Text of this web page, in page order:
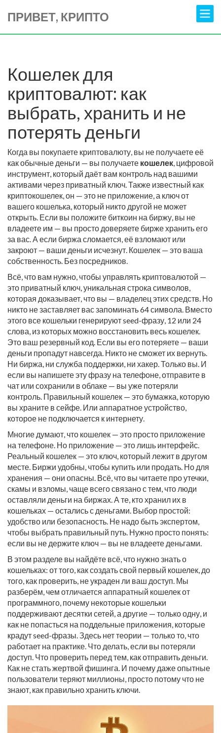
ПРИВЕТ, КРИПТО
Кошелек для
криптовалют: как
выбрать, хранить и не
потерять деньги
Когда вы покупаете криптовалюту, вы не получаете её
как обычные деньги — вы получаете кошелек, цифровой
инструмент, который даёт вам контроль над вашими
активами через приватный ключ. Также известный как
криптокошелек, он — это не приложение, а ключ от
вашего кошелька, который никто другой не может
открыть. Если вы положите биткоин на биржу, вы не
владеете им — вы просто доверяете бирже хранить его
за вас. А если биржа сломается, её взломают или
закроют — ваши деньги исчезнут. Кошелек — это ваша
собственность. Без посредников.
Всё, что вам нужно, чтобы управлять криптовалютой —
это приватный ключ,уникальная строка символов,
которая доказывает, что вы — владелец этих средств. Но
никто не заставляет вас запоминать 64 символа. Вместо
этого все кошельки генерируютseed-фразу, 12 или 24
слова, из которых можно восстановить весь кошелек.
Это ваш резервный код. Если вы его потеряете — ваши
деньги пропадут навсегда. Никто не сможет их вернуть.
Ни биржа, ни служба поддержки, ни хакер. Только вы. И
если вы напишете эту фразу на телефоне, отправите в
чат или сохранили в облаке — вы уже потеряли
контроль. Правильный кошелек — это бумажка, которую
вы храните в сейфе. Или аппаратное устройство,
которое не подключается к интернету.
Многие думают, что кошелек — это просто приложение
на телефоне. Но приложение — это лишь интерфейс.
Реальный кошелек — это ключ, который лежит в другом
месте. Биржи удобны, чтобы купить или продать. Но для
хранения — они опасны. Всё, что вы читаете про утечки,
скамы и взломы, чаще всего связано с тем, что люди
оставляли деньги на биржах. А те, кто хранил их в
кошельках — остались с деньгами. Выбор простой:
удобство или безопасность. Не надо быть экспертом,
чтобы выбрать правильный путь. Нужно просто понять:
если вы не держите ключ — вы не владеете деньгами.
В этом разделе вы найдёте всё, что нужно знать о
кошельках: от того, как создать свой первый кошелек, до
того, как проверить, не украден ли ваш доступ. Мы
разберём, чем отличается аппаратный кошелек от
программного, почему некоторые кошельки
поддерживают десятки сетей, а другие — только одну, и
как не попасться на поддельные приложения, которые
крадут seed-фразы. Здесь нет теории — только то, что
работает на практике. Что делать, если вы потеряли
доступ. Что проверить перед тем, как отправить деньги.
Как не стать жертвой фишинга. И почему даже опытные
пользователи теряют миллионы, просто потому что не
знают, как правильно хранить ключи.